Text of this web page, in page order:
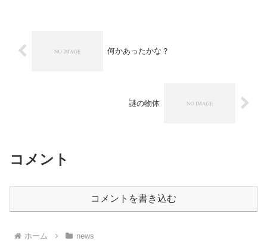
何かあったかな？
謎の物体
コメント
コメントを書き込む
ホーム news